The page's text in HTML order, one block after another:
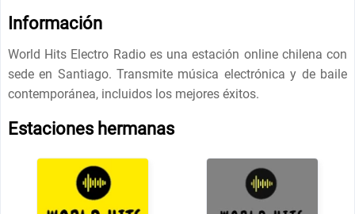
Información
World Hits Electro Radio es una estación online chilena con
sede en Santiago. Transmite música electrónica y de baile
contemporánea, incluidos los mejores éxitos.
Estaciones hermanas